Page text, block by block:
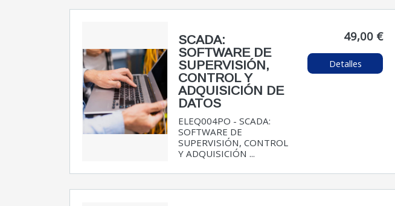
SCADA:
SOFTWARE DE
SUPERVISIÓN,
CONTROL Y
ADQUISICIÓN DE
DATOS
ELEQ004PO - SCADA:
SOFTWARE DE
SUPERVISIÓN, CONTROL
Y ADQUISICIÓN ...
49,00 €
Detalles